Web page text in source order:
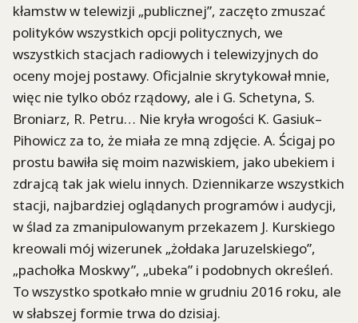
kłamstw w telewizji „publicznej”, zaczęto zmuszać
polityków wszystkich opcji politycznych, we
wszystkich stacjach radiowych i telewizyjnych do
oceny mojej postawy. Oficjalnie skrytykował mnie,
więc nie tylko obóz rządowy, ale i G. Schetyna, S.
Broniarz, R. Petru… Nie kryła wrogości K. Gasiuk–
Pihowicz za to, że miała ze mną zdjęcie. A. Ścigaj po
prostu bawiła się moim nazwiskiem, jako ubekiem i
zdrajcą tak jak wielu innych. Dziennikarze wszystkich
stacji, najbardziej oglądanych programów i audycji,
w ślad za zmanipulowanym przekazem J. Kurskiego
kreowali mój wizerunek „żołdaka Jaruzelskiego”,
„pachołka Moskwy”, „ubeka” i podobnych określeń.
To wszystko spotkało mnie w grudniu 2016 roku, ale
w słabszej formie trwa do dzisiaj.